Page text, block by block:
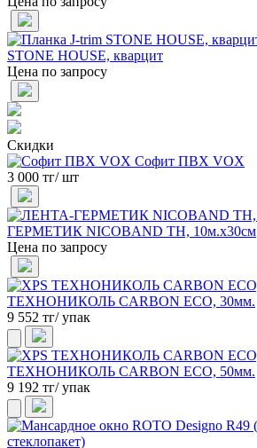
STONE HOUSE, кварцит
Цена по запросу
Скидки
Софит ПВХ VOX
3 000 тг/ шт
ГЕРМЕТИК NICOBAND ТН, 10м.х30см
Цена по запросу
ТЕХНОНИКОЛЬ CARBON ECO, 30мм.
9 552 тг/ упак
ТЕХНОНИКОЛЬ CARBON ECO, 50мм.
9 192 тг/ упак